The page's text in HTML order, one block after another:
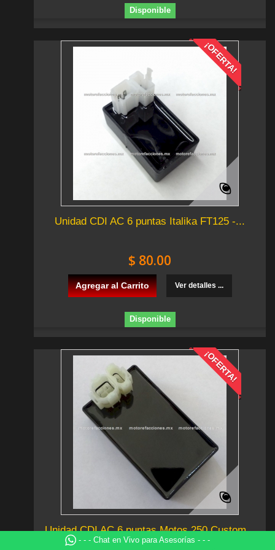
Disponible
¡OFERTA!
Unidad CDI AC 6 puntas Italika FT125 -...
$ 80.00
Agregar al Carrito Ver detalles ...
Disponible
¡OFERTA!
Unidad CDI AC 6 puntas Motos 250 Custom...
- - - Chat en Vivo para Asesorías - - -